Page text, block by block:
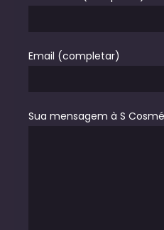
Email (completar)
Sua mensagem à S